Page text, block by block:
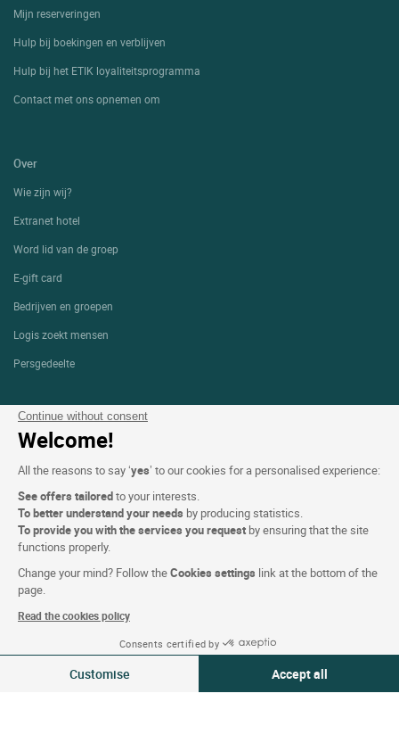
Continue without consent
Welcome!
All the reasons to say ‘yes’ to our cookies for a personalised experience:
See offers tailoredto your interests.
To better understand your needs by producing statistics.
To provide you with the services you request by ensuring that the site
functions properly.
Change your mind? Follow theCookies settings link at the bottom of the
page.
Read the cookies policy
Consents certified by
Customise Accept all
06-07 aug 2026
2 reizigers | 1 kamer
Mijn reserveringen
Hulp bij boekingen en verblijven
Hulp bij het ETIK loyaliteitsprogramma
Contact met ons opnemen om
Over
Wie zijn wij?
Extranet hotel
Word lid van de groep
E-gift card
Bedrijven en groepen
Logis zoekt mensen
Persgedeelte
Voorwaarden voor de website
Cookie-instellingen
Alg. Voorw.
Ondersteuning
Sitemap